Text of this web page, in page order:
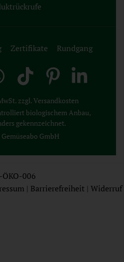
Zertifikate Rundgang
zzgl. Versandkosten
biologischem Anbau,
gekennzeichnet.
Gemüseabo GmbH
ÖKO-006
| Barrierefreiheit | Widerruf